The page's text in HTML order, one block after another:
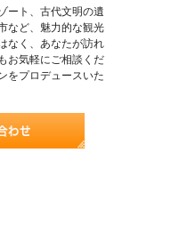
ート、古代文明の遺
など、魅力的な観光
なく、あなたが訪れ
お気軽にご相談くだ
をプロデュースいた